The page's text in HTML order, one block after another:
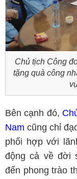
Chủ tịch Công
tặng quà công
Bên cạnh đó,
Nam cũng chỉ
phối hợp với
động cả về đời
đến phong trào